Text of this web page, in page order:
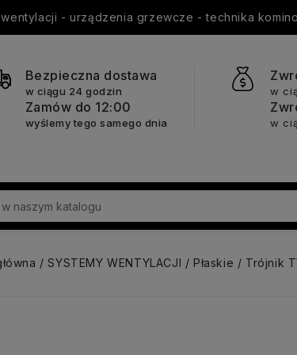
- urządzenia grzewcze - technika
Bezpieczna dostawa
w ciągu 24 godzin
Zamów do 12:00
wyślemy tego samego dnia
w
w
SYSTEMY WENTYLACJI Płaskie Trójnik